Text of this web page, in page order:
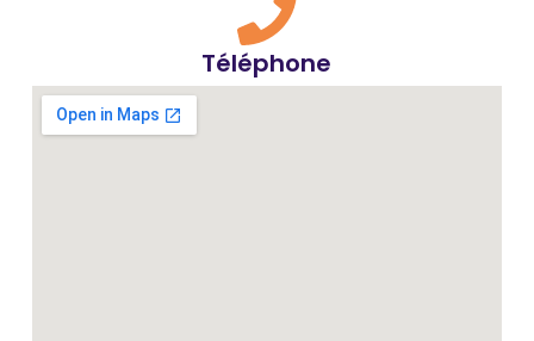
Téléphone